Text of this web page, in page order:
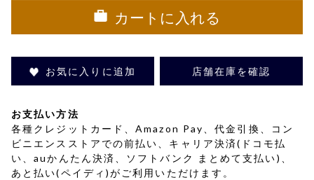
カートに入れる
お気に入りに追加 店舗在庫を確認
お支払い方法
各種クレジットカード、Amazon Pay、代金引換、コン
ビニエンスストアでの前払い、キャリア決済(ドコモ払
い、auかんたん決済、ソフトバンク まとめて支払い)、
あと払い(ペイディ)がご利用いただけます。